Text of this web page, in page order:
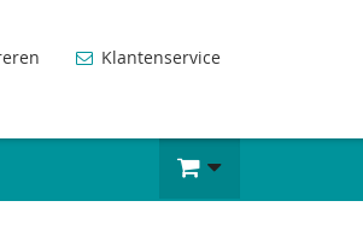
Klantenservice